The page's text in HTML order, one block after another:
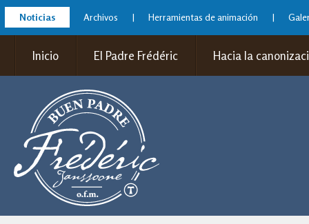
Noticias Archivos Herramientas de animación
Inicio El Padre Frédéric Hacia la